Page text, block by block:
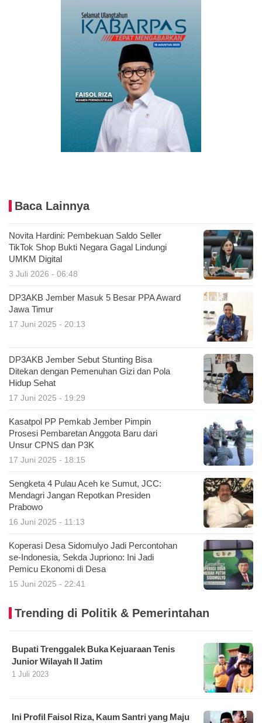
Baca Lainnya
Novita Hardini: Pembekuan Saldo Seller
TikTok Shop Bukti Negara Gagal Lindungi
UMKM Digital
3 Juli 2026 - 06:48
DP3AKB Jember Masuk 5 Besar PPA Award
Jawa Timur
17 Juni 2025 - 20:13
DP3AKB Jember Sebut Stunting Bisa
Ditekan dengan Pemenuhan Gizi dan Pola
Hidup Sehat
17 Juni 2025 - 19:29
Kasatpol PP Pemkab Jember Pimpin
Prosesi Pembaretan Anggota Baru dari
Unsur CPNS dan P3K
17 Juni 2025 - 18:15
Sengketa 4 Pulau Aceh ke Sumut, JCC:
Mendagri Jangan Repotkan Presiden
Prabowo
16 Juni 2025 - 11:13
Koperasi Desa Sidomulyo Jadi Percontohan
se-Indonesia, Sekda Jupriono: Ini Jadi
Pemicu Ekonomi di Desa
15 Juni 2025 - 22:41
Trending di Politik & Pemerintahan
Bupati Trenggalek Buka Kejuaraan Tenis
Junior Wilayah II Jatim
1 Juli 2023
Ini Profil Faisol Riza, Kaum Santri yang Maju